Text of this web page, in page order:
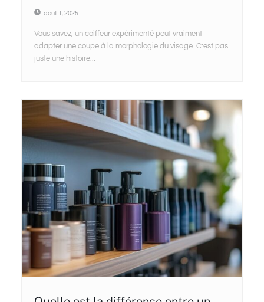
août 1, 2025
Vous savez, un coiffeur expérimenté peut vraiment
adapter une coupe à la morphologie du visage. C’est pas
juste une histoire...